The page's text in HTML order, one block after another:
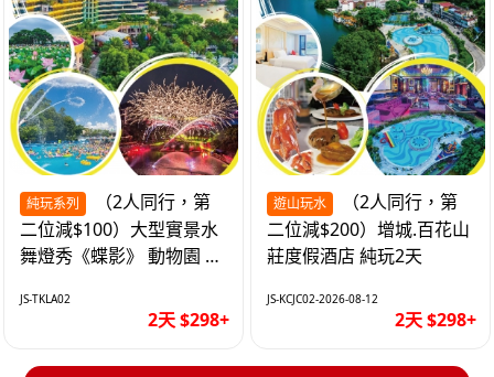
純玩系列
二位減$100）大型實景水
舞燈秀《蝶影》 動物園 水
純玩2天
JS-TKLA02
2天 $298+
遊山玩水
二位減$200）增城.百花山
莊度假酒店 純玩2天
JS-KCJC02-2026-08-12
2天 $298+